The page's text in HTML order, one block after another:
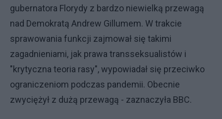
gubernatora Florydy z bardzo niewielką przewagą
nad Demokratą Andrew Gillumem. W trakcie
sprawowania funkcji zajmował się takimi
zagadnieniami, jak prawa transseksualistów i
"krytyczna teoria rasy", wypowiadał się przeciwko
ograniczeniom podczas pandemii. Obecnie
zwyciężył z dużą przewagą - zaznaczyła BBC.